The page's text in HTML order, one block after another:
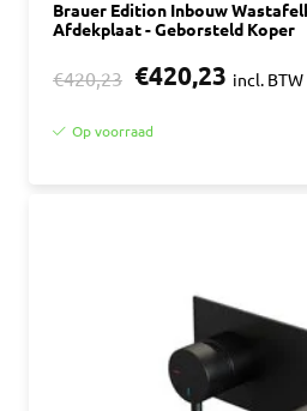
Brauer Edition Inbouw
Afdekplaat - Geborsteld Koper
€420,23 €420,23 incl. BTW
Op voorraad